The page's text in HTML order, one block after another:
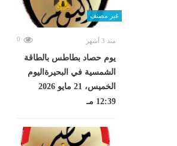
غير مصنف
منذ 3 أشهر 0
يوم حصاد بطاطس بالطاقة
الشمسية في البحيرةاليوم
الخميس، 21 مايو 2026
12:39 مـ